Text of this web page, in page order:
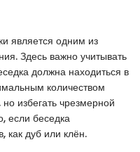
является одним из
Здесь важно учитывать
должна находиться в
количеством
избегать чрезмерной
если беседка
как дуб или клён.